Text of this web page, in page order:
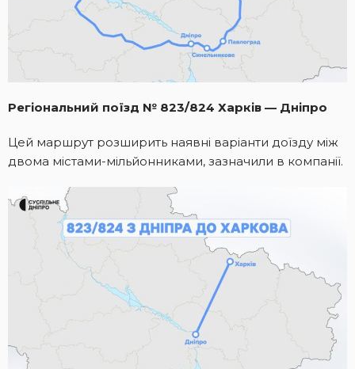
Регіональний поїзд № 823/824 Харків — Дніпро
Цей маршрут розширить наявні варіанти доїзду між
двома містами-мільйонниками, зазначили в компанії.